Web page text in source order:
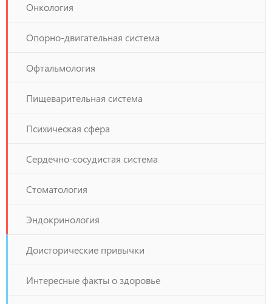
Онкология
Опорно-двигательная система
Офтальмология
Пищеварительная система
Психическая сфера
Сердечно-сосудистая система
Стоматология
Эндокринология
Доисторические привычки
Интересные факты о здоровье